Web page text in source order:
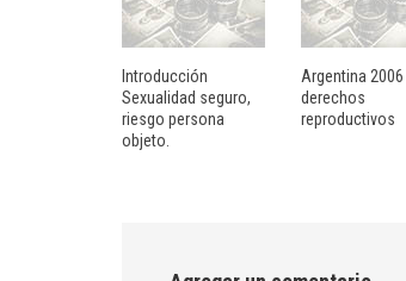
Introducción
Sexualidad seguro,
riesgo persona
objeto.
Argentina 2006
derechos
reproductivos